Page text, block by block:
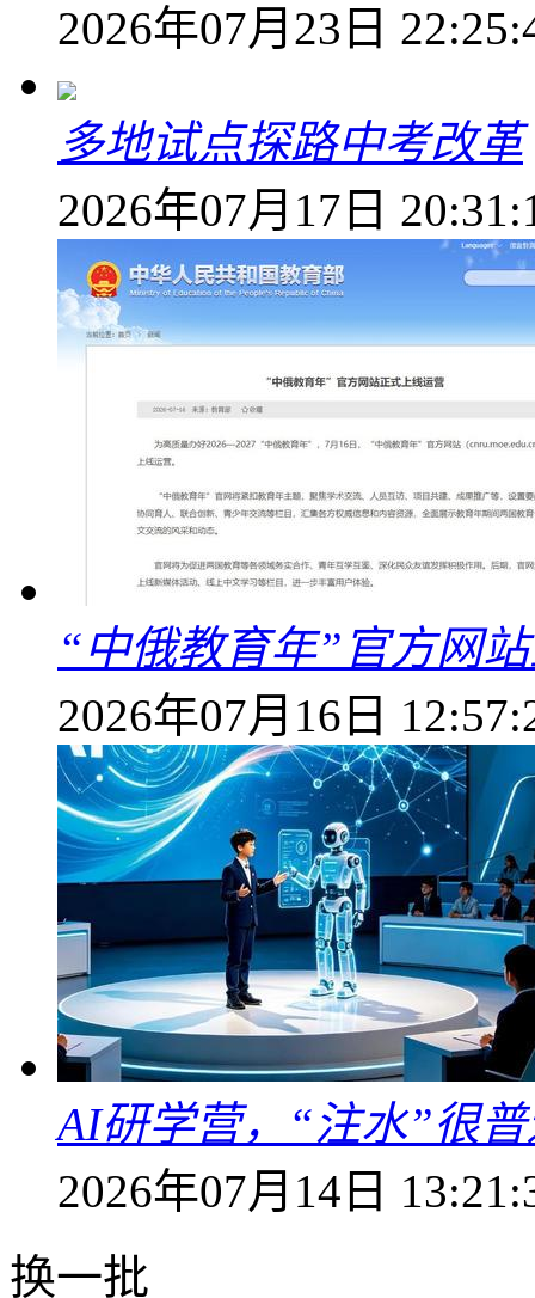
2026年07月23日
多地试点探路中考改革
2026年07月17日
“中俄教育年”官方网
2026年07月16日
AI研学营，“注水”很
2026年07月14日
换一批